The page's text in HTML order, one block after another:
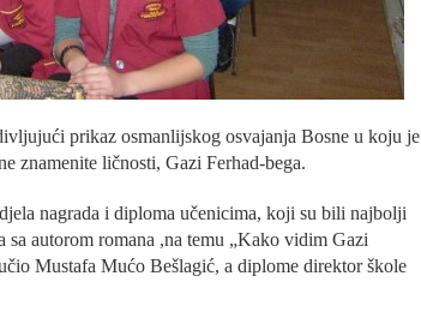
prikaz osmanlijskog osvajanja Bosne u koju je
znamenite ličnosti, Gazi Ferhad-bega.
nagrada i diploma učenicima, koji su bili najbolji
sa autorom romana ,na temu „Kako vidim Gazi
Mustafa Mućo Bešlagić, a diplome direktor škole